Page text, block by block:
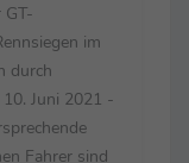
im
durch
Juni 2021 -
Fahrer sind